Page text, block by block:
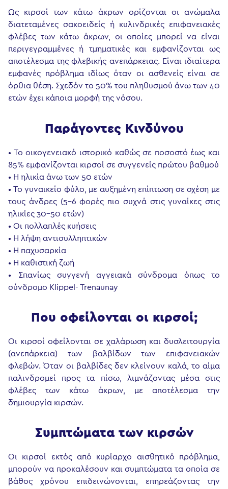
Ως κιρσοί των κάτω άκρων ορίζονται οι ανώμαλα
διατεταμένες σακοειδείς ή κυλινδρικές επιφανειακές
φλέβες των κάτω άκρων, οι οποίες μπορεί να είναι
περιγεγραμμένες ή τμηματικές και εμφανίζονται ως
αποτέλεσμα της φλεβικής ανεπάρκειας. Είναι ιδιαίτερα
εμφανές πρόβλημα ιδίως όταν οι ασθενείς είναι σε
όρθια θέση. Σχεδόν το 50% του πληθυσμού άνω των 40
ετών έχει κάποια μορφή της νόσου.
Παράγοντες Κινδύνου
• Το οικογενειακό ιστορικό καθώς σε ποσοστό έως και
85% εμφανίζονται κιρσοί σε συγγενείς πρώτου βαθμού
• Η ηλικία άνω των 50 ετών
• Το γυναικείο φύλο, με αυξημένη επίπτωση σε σχέση με
τους άνδρες (5-6 φορές πιο συχνά στις γυναίκες στις
ηλικίες 30-50 ετών)
• Οι πολλαπλές κυήσεις
• Η λήψη αντισυλληπτικών
• Η παχυσαρκία
• Η καθιστική ζωή
• Σπανίως συγγενή αγγειακά σύνδρομα όπως το
σύνδρομο Klippel- Trenaunay
Που οφείλονται οι κιρσοί;
Οι κιρσοί οφείλονται σε χαλάρωση και δυσλειτουργία
(ανεπάρκεια) των βαλβίδων των επιφανειακών
φλεβών. Όταν οι βαλβίδες δεν κλείνουν καλά, το αίμα
παλινδρομεί προς τα πίσω, λιμνάζοντας μέσα στις
φλέβες των κάτω άκρων, με αποτέλεσμα την
δημιουργία κιρσών.
Συμπτώματα των κιρσών
Οι κιρσοί εκτός από κυρίαρχο αισθητικό πρόβλημα,
μπορούν να προκαλέσουν και συμπτώματα τα οποία σε
βάθος χρόνου επιδεινώνονται, επηρεάζοντας την